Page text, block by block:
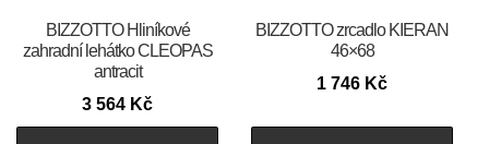
BIZZOTTO Hliníkové
zahradní lehátko CLEOPAS
antracit
3 564 Kč
BIZZOTTO zrcadlo KIERAN
46×68
1 746 Kč